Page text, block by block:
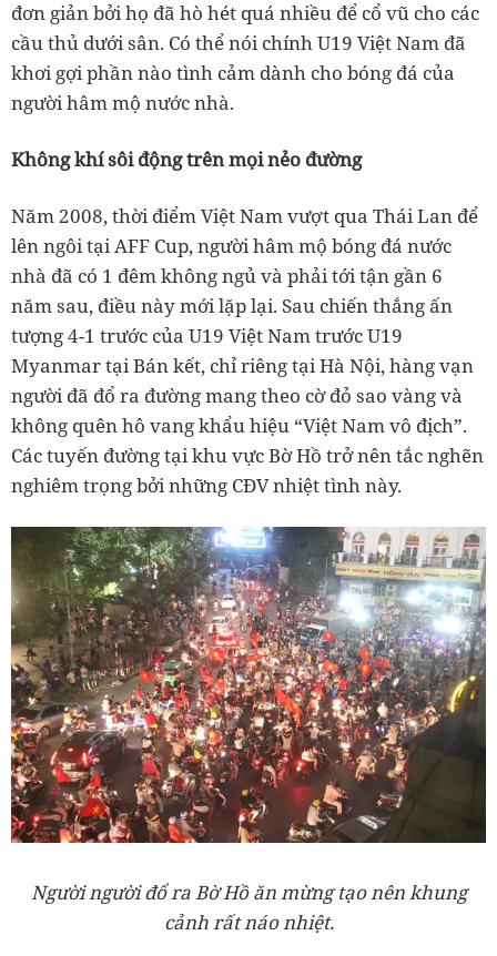
đơn giản bởi họ đã hò hét quá nhiều để cổ vũ cho các
cầu thủ dưới sân. Có thể nói chính U19 Việt Nam đã
khơi gợi phần nào tình cảm dành cho bóng đá của
người hâm mộ nước nhà.
Không khí sôi động trên mọi nẻo đường
Năm 2008, thời điểm Việt Nam vượt qua Thái Lan để
lên ngôi tại AFF Cup, người hâm mộ bóng đá nước
nhà đã có 1 đêm không ngủ và phải tới tận gần 6
năm sau, điều này mới lặp lại. Sau chiến thắng ấn
tượng 4-1 trước của U19 Việt Nam trước U19
Myanmar tại Bán kết, chỉ riêng tại Hà Nội, hàng vạn
người đã đổ ra đường mang theo cờ đỏ sao vàng và
không quên hô vang khẩu hiệu “Việt Nam vô địch”.
Các tuyến đường tại khu vực Bờ Hồ trở nên tắc nghẽn
nghiêm trọng bởi những CĐV nhiệt tình này.
Người người đổ ra Bờ Hồ ăn mừng tạo nên khung
cảnh rất náo nhiệt.